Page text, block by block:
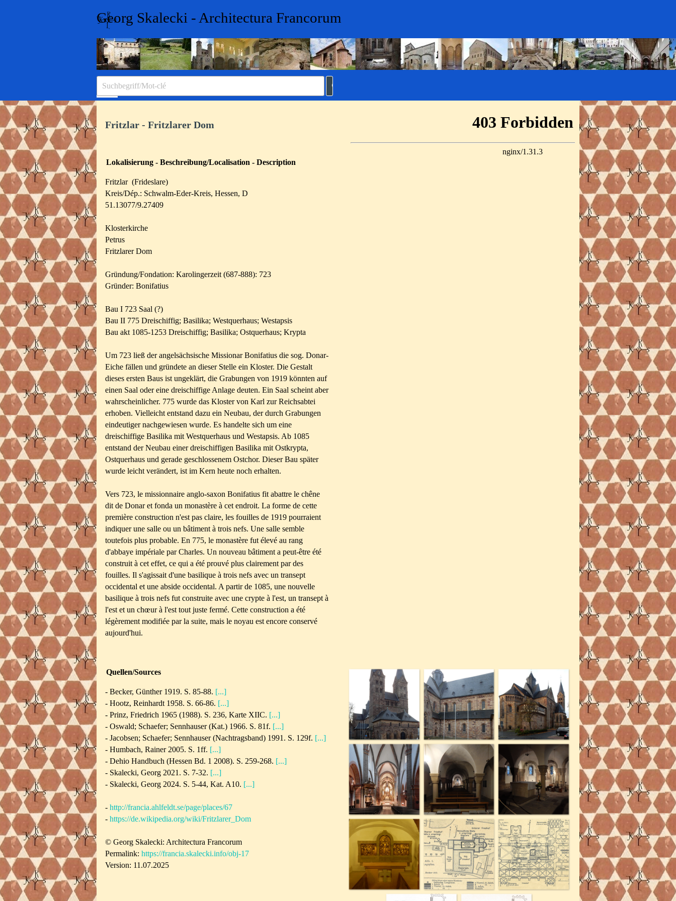
Georg Skalecki - Architectura Francorum
Menü überspringen
Fritzlar - Fritzlarer Dom
Lokalisierung - Beschreibung/Localisation - Description
Fritzlar (Frideslare)
Kreis/Dép.: Schwalm-Eder-Kreis, Hessen, D
51.13077/9.27409
Klosterkirche
Petrus
Fritzlarer Dom
Gründung/Fondation: Karolingerzeit (687-888): 723
Gründer: Bonifatius
Bau I 723 Saal (?)
Bau II 775 Dreischiffig; Basilika; Westquerhaus; Westapsis
Bau akt 1085-1253 Dreischiffig; Basilika; Ostquerhaus; Krypta
Um 723 ließ der angelsächsische Missionar Bonifatius die sog. Donar-
Eiche fällen und gründete an dieser Stelle ein Kloster. Die Gestalt
dieses ersten Baus ist ungeklärt, die Grabungen von 1919 könnten auf
einen Saal oder eine dreischiffige Anlage deuten. Ein Saal scheint aber
wahrscheinlicher. 775 wurde das Kloster von Karl zur Reichsabtei
erhoben. Vielleicht entstand dazu ein Neubau, der durch Grabungen
eindeutiger nachgewiesen wurde. Es handelte sich um eine
dreischiffige Basilika mit Westquerhaus und Westapsis. Ab 1085
entstand der Neubau einer dreischiffigen Basilika mit Ostkrypta,
Ostquerhaus und gerade geschlossenem Ostchor. Dieser Bau später
wurde leicht verändert, ist im Kern heute noch erhalten.
Vers 723, le missionnaire anglo-saxon Bonifatius fit abattre le chêne
dit de Donar et fonda un monastère à cet endroit. La forme de cette
première construction n'est pas claire, les fouilles de 1919 pourraient
indiquer une salle ou un bâtiment à trois nefs. Une salle semble
toutefois plus probable. En 775, le monastère fut élevé au rang
d'abbaye impériale par Charles. Un nouveau bâtiment a peut-être été
construit à cet effet, ce qui a été prouvé plus clairement par des
fouilles. Il s'agissait d'une basilique à trois nefs avec un transept
occidental et une abside occidental. A partir de 1085, une nouvelle
basilique à trois nefs fut construite avec une crypte à l'est, un transept à
l'est et un chœur à l'est tout juste fermé. Cette construction a été
légèrement modifiée par la suite, mais le noyau est encore conservé
aujourd'hui.
Quellen/Sources
- Becker, Günther 1919. S. 85-88. [...]
- Hootz, Reinhardt 1958. S. 66-86. [...]
- Prinz, Friedrich 1965 (1988). S. 236, Karte XIIC. [...]
- Oswald; Schaefer; Sennhauser (Kat.) 1966. S. 81f. [...]
- Jacobsen; Schaefer; Sennhauser (Nachtragsband) 1991. S. 129f. [...]
- Humbach, Rainer 2005. S. 1ff. [...]
- Dehio Handbuch (Hessen Bd. 1 2008). S. 259-268. [...]
- Skalecki, Georg 2021. S. 7-32. [...]
- Skalecki, Georg 2024. S. 5-44, Kat. A10. [...]
- http://francia.ahlfeldt.se/page/places/67
- https://de.wikipedia.org/wiki/Fritzlarer_Dom
© Georg Skalecki: Architectura Francorum
Permalink: https://francia.skalecki.info/obj-17
Version: 11.07.2025